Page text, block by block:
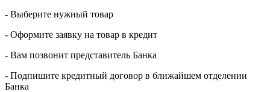
- Выберите нужный товар
- Оформите заявку на товар в кредит
- Вам позвонит представитель Банка
- Подпишите кредитный договор в ближайшем отделении
Банка